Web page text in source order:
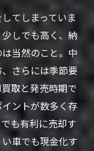
てしまっていま
しでも高く、納
当然のこと。中
さらには季節要
取と発売時期で
ントが数多く存
も有利に売却す
車でも現金化す